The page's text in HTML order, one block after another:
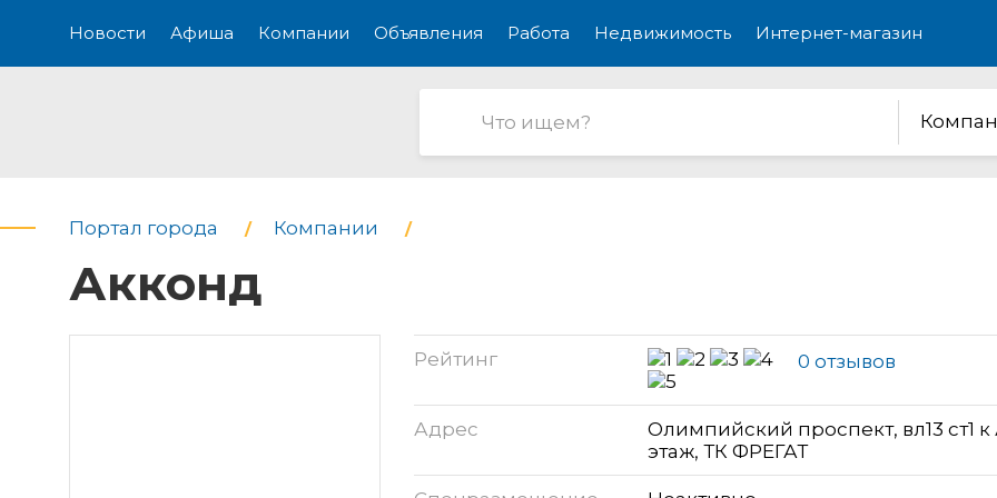
Новости Афиша Компании Объявления Работа Недвижимость Интернет-магазин
Портал города Компании
Акконд
Рейтинг 0 отзывов
Адрес
Олимпийский проспект, вл13 ст1 к
этаж, ТК ФРЕГАТ